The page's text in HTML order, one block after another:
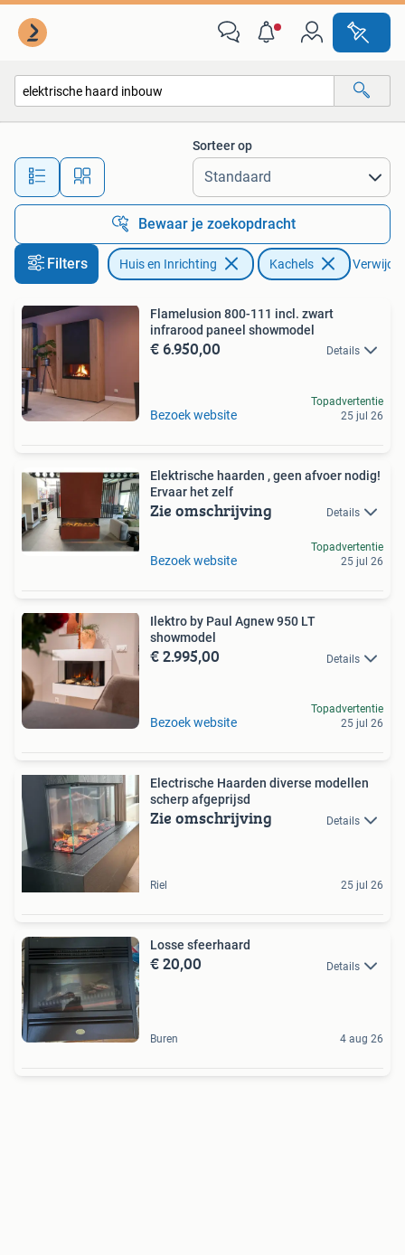
Alle afstanden…
Sorteer op
Bewaar je zoekopdracht
Filters Huis en Inrichting Kachels
Flamelusion 800-111 incl. zwart
infrarood paneel showmodel
€ 6.950,00 Details
Bezoek website
Topadvertentie
25 jul 26
Elektrische haarden , geen afvoer nodig!
Ervaar het zelf
Zie omschrijving Details
Bezoek website
Topadvertentie
25 jul 26
Ilektro by Paul Agnew 950 LT
showmodel
€ 2.995,00 Details
Bezoek website
Topadvertentie
25 jul 26
Electrische Haarden diverse modellen
scherp afgeprijsd
Zie omschrijving Details
Riel 25 jul 26
Losse sfeerhaard
€ 20,00 Details
Buren 4 aug 26